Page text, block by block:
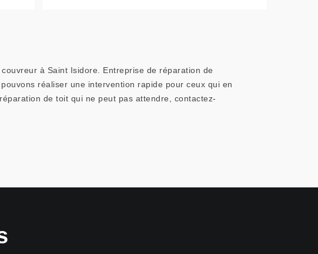
à Saint Isidore. Entreprise de réparation de
réaliser une intervention rapide pour ceux qui en
de toit qui ne peut pas attendre, contactez-